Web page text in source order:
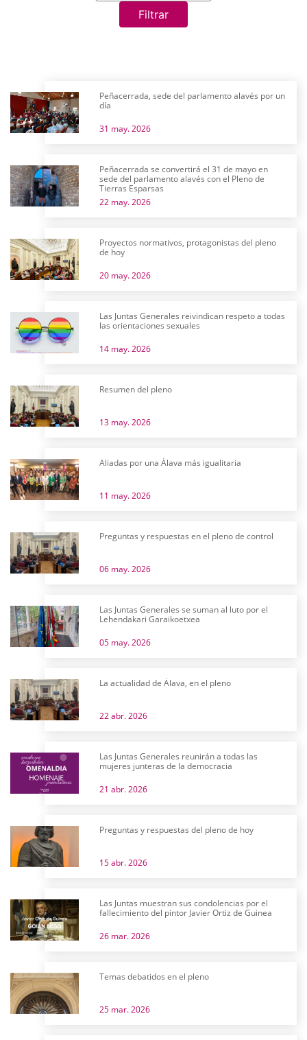
Filtrar
Peñacerrada, sede del parlamento alavés por un
día
31 may. 2026
Peñacerrada se convertirá el 31 de mayo en
sede del parlamento alavés con el Pleno de
Tierras Esparsas
22 may. 2026
Proyectos normativos, protagonistas del pleno
de hoy
20 may. 2026
Las Juntas Generales reivindican respeto a todas
las orientaciones sexuales
14 may. 2026
Resumen del pleno
13 may. 2026
Aliadas por una Álava más igualitaria
11 may. 2026
Preguntas y respuestas en el pleno de control
06 may. 2026
Las Juntas Generales se suman al luto por el
Lehendakari Garaikoetxea
05 may. 2026
La actualidad de Álava, en el pleno
22 abr. 2026
Las Juntas Generales reunirán a todas las
mujeres junteras de la democracia
21 abr. 2026
Preguntas y respuestas del pleno de hoy
15 abr. 2026
Las Juntas muestran sus condolencias por el
fallecimiento del pintor Javier Ortiz de Guinea
26 mar. 2026
Temas debatidos en el pleno
25 mar. 2026